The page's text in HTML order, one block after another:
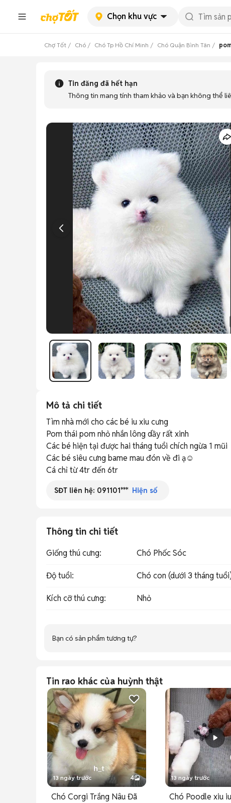
Chọn khu vực
Chợ Tốt Chó Chó Tp Hồ Chí Minh Chó Quận Bình Tân
Tin đăng đã hết hạn
Thông tin mang tính tham khảo và bạn không thể
Mô tả chi tiết
Tìm nhà mới cho các bé iu xiu cưng
Pom thái pom nhỏ nhắn lông dầy rất xinh
Các bé hiện tại được hai tháng tuổi chích ngừa 1 mũi
Các bé siêu cưng bame mau đón về đi ạ☺️
Cá chỉ từ 4tr đến 6tr
SĐT liên hệ: 091101*** Hiện số
Thông tin chi tiết
Giống thú cưng: Chó Phốc Sóc
Độ tuổi: Chó con (dưới 3 tháng
Kích cỡ thú cưng: Nhỏ
Bạn có sản phẩm tương tự?
Tin rao khác của huỳnh thật
13 ngày trước 4
Chó Corgi Trắng Nâu Đã
13 ngày trước
Chó Poodle xiu